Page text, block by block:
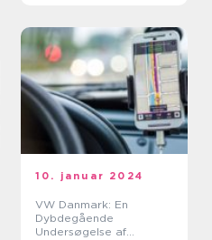
10. januar 2024
VW Danmark: En
Dybdegående
Undersøgelse af